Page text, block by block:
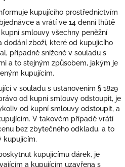
kupujícího prostřednictvím
a vrátí ve 14 denní lhůtě
smlouvy všechny peněžní
dodání zboží, které od kupujícího
případně snížené v souladu s
a to stejným způsobem, jakým je
kupujícím.
v souladu s ustanovením § 1829
od kupní smlouvy odstoupit, je
od kupní smlouvy odstoupit, a
V takovém případě vrátí
bez zbytečného odkladu, a to
kupujícím.
kupujícímu dárek, je
a kupujícím uzavřena s